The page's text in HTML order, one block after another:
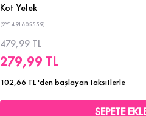
Kot Yelek
(2Y1491605559)
479,99 TL
279,99 TL
102,66 TL'den başlayan taksitlerle